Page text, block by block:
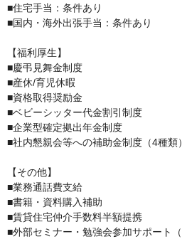
■住宅手当：条件あり
■国内・海外出張手当：条件あり
【福利厚生】
■慶弔見舞金制度
■産休/育児休暇
■資格取得奨励金
■ベビーシッター代金割引制度
■企業型確定拠出年金制度
■社内懇親会等への補助金制度（4種類）
【その他】
■業務通話費支給
■書籍・資料購入補助
■賃貸住宅仲介手数料半額提携
■外部セミナー・勉強会参加サポート（